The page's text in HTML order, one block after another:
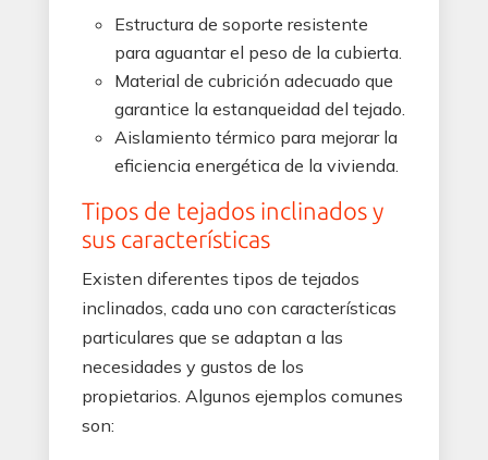
Estructura de soporte resistente
para aguantar el peso de la cubierta.
Material de cubrición adecuado que
garantice la estanqueidad del tejado.
Aislamiento térmico para mejorar la
eficiencia energética de la vivienda.
Tipos de tejados inclinados y
sus características
Existen diferentes tipos de tejados
inclinados, cada uno con características
particulares que se adaptan a las
necesidades y gustos de los
propietarios. Algunos ejemplos comunes
son: